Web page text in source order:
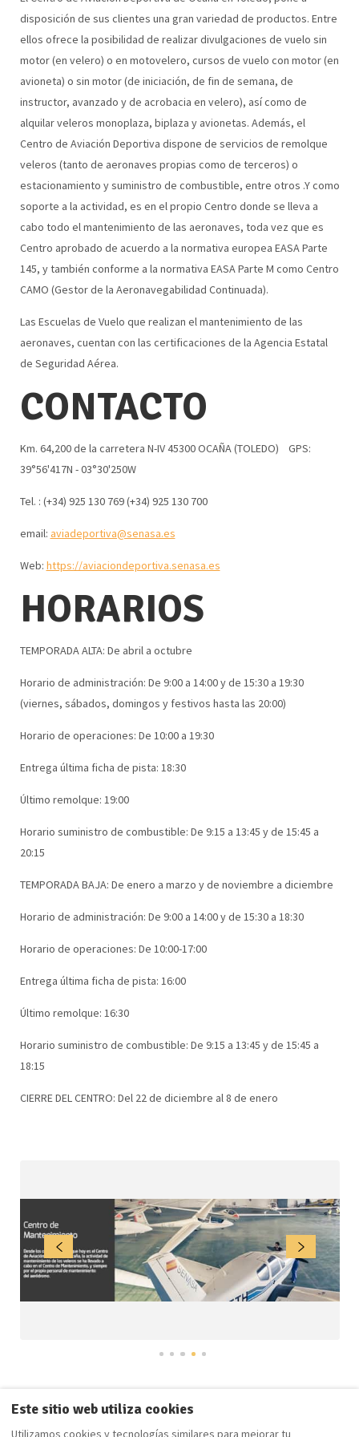
disposición de sus clientes una gran variedad de productos. Entre
ellos ofrece la posibilidad de realizar divulgaciones de vuelo sin
motor (en velero) o en motovelero, cursos de vuelo con motor (en
avioneta) o sin motor (de iniciación, de fin de semana, de
instructor, avanzado y de acrobacia en velero), así como de
alquilar veleros monoplaza, biplaza y avionetas. Además, el
Centro de Aviación Deportiva dispone de servicios de remolque
veleros (tanto de aeronaves propias como de terceros) o
estacionamiento y suministro de combustible, entre otros .Y como
soporte a la actividad, es en el propio Centro donde se lleva a
cabo todo el mantenimiento de las aeronaves, toda vez que es
Centro aprobado de acuerdo a la normativa europea EASA Parte
145, y también conforme a la normativa EASA Parte M como Centro
CAMO (Gestor de la Aeronavegabilidad Continuada).
Las Escuelas de Vuelo que realizan el mantenimiento de las
aeronaves, cuentan con las certificaciones de la Agencia Estatal
de Seguridad Aérea.
CONTACTO
Km. 64,200 de la carretera N-IV 45300 OCAÑA (TOLEDO) GPS:
39°56'417N - 03°30'250W
Tel. : (+34) 925 130 769 (+34) 925 130 700
email: aviadeportiva@senasa.es
Web: https://aviaciondeportiva.senasa.es
HORARIOS
TEMPORADA ALTA: De abril a octubre
Horario de administración: De 9:00 a 14:00 y de 15:30 a 19:30
(viernes, sábados, domingos y festivos hasta las 20:00)
Horario de operaciones: De 10:00 a 19:30
Entrega última ficha de pista: 18:30
Último remolque: 19:00
Horario suministro de combustible: De 9:15 a 13:45 y de 15:45 a
20:15
TEMPORADA BAJA: De enero a marzo y de noviembre a diciembre
Horario de administración: De 9:00 a 14:00 y de 15:30 a 18:30
Horario de operaciones: De 10:00-17:00
Entrega última ficha de pista: 16:00
Último remolque: 16:30
Horario suministro de combustible: De 9:15 a 13:45 y de 15:45 a
18:15
CIERRE DEL CENTRO: Del 22 de diciembre al 8 de enero
Este sitio web utiliza cookies
Utilizamos cookies y tecnologías similares para mejorar tu